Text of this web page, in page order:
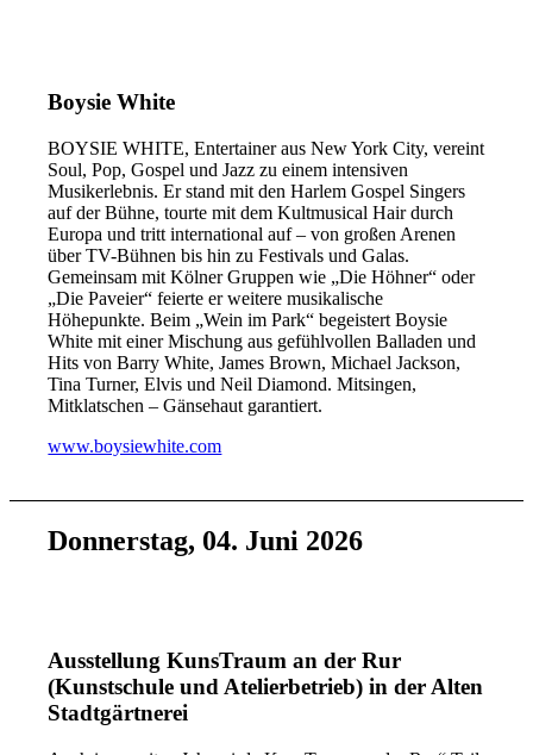
Boysie White
BOYSIE WHITE, Entertainer aus New York City, vereint
Soul, Pop, Gospel und Jazz zu einem intensiven
Musikerlebnis. Er stand mit den Harlem Gospel Singers
auf der Bühne, tourte mit dem Kultmusical Hair durch
Europa und tritt international auf – von großen Arenen
über TV-Bühnen bis hin zu Festivals und Galas.
Gemeinsam mit Kölner Gruppen wie „Die Höhner“ oder
„Die Paveier“ feierte er weitere musikalische
Höhepunkte. Beim „Wein im Park“ begeistert Boysie
White mit einer Mischung aus gefühlvollen Balladen und
Hits von Barry White, James Brown, Michael Jackson,
Tina Turner, Elvis und Neil Diamond. Mitsingen,
Mitklatschen – Gänsehaut garantiert.
www.boysiewhite.com
Donnerstag, 04. Juni 2026
Ausstellung KunsTraum an der Rur
(Kunstschule und Atelierbetrieb) in der Alten
Stadtgärtnerei